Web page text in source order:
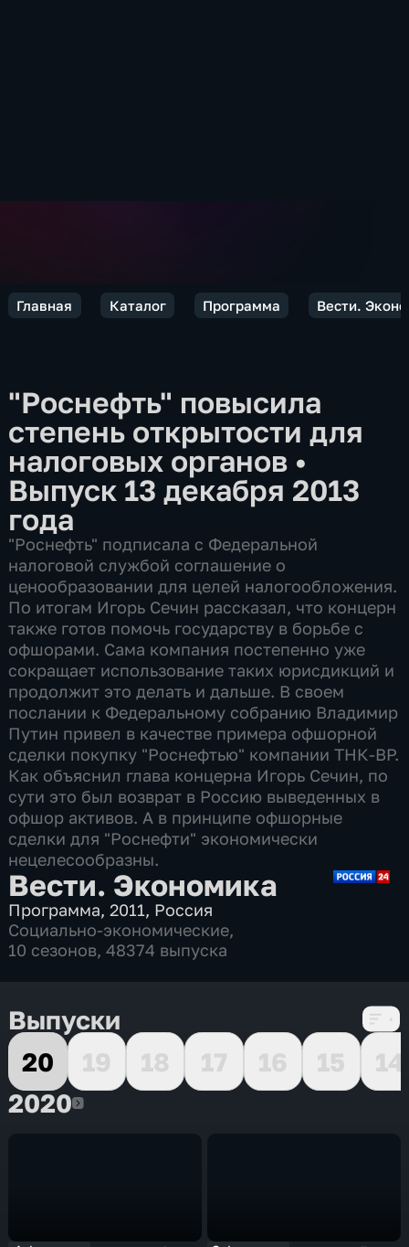
Главная Каталог Программа Вести.
"Роснефть" повысила
степень открытости для
налоговых органов •
Выпуск 13 декабря 2013
года
"Роснефть" подписала с Федеральной
налоговой службой соглашение о
ценообразовании для целей налогообложения.
По итогам Игорь Сечин рассказал, что концерн
также готов помочь государству в борьбе с
офшорами. Сама компания постепенно уже
сокращает использование таких юрисдикций и
продолжит это делать и дальше. В своем
послании к Федеральному собранию Владимир
Путин привел в качестве примера офшорной
сделки покупку "Роснефтью" компании ТНК-BP.
Как объяснил глава концерна Игорь Сечин, по
сути это был возврат в Россию выведенных в
офшор активов. А в принципе офшорные
сделки для "Роснефти" экономически
нецелесообразны.
Вести. Экономика
Программа,2011, Россия
Социально-экономические,
10 сезонов, 48374 выпуска
Выпуски
20
19 18 17 16 15
14
20202020